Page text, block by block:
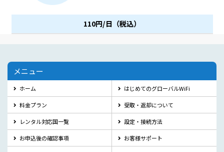
110円/日（税込）
メニュー
ホーム はじめてのグローバルWiFi
料金プラン 受取・返却について
レンタル対応国一覧 設定・接続方法
お申込後の確認事項 お客様サポート